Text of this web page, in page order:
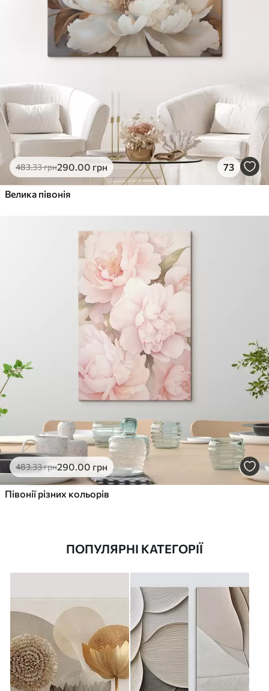
483.33грн290.00 грн 73
Велика півонія
483.33грн290.00 грн
Півонії різних кольорів
ПОПУЛЯРНІ КАТЕГОРІЇ